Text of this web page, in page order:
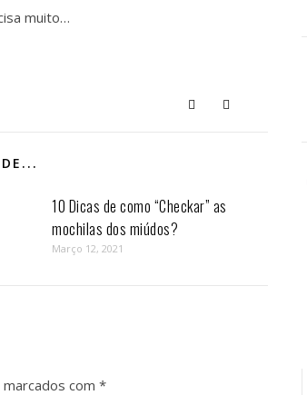
muito…
10 Dicas de como “Checkar” as
mochilas dos miúdos?
Março 12, 2021
com *